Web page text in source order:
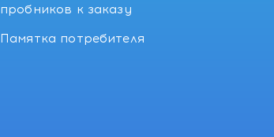
пробников к заказу
Памятка потребителя